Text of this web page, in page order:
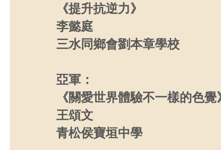
《提升抗逆力》
李懿庭
三水同鄉會劉本章學校
亞軍：
《關愛世界體驗不一樣的色覺
王頌文
青松侯寶垣中學